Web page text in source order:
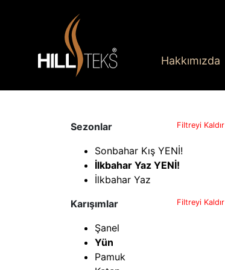
Hakkımızda
Sezonlar Filtreyi Kaldır
Sonbahar Kış YENİ!
İlkbahar Yaz YENİ!
İlkbahar Yaz
Karışımlar
Filtreyi Kaldır
Şanel
Yün
Pamuk